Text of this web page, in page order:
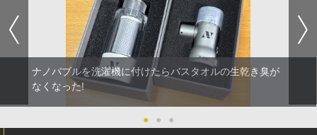
ナノバブルを洗濯機に付けたらバスタオルの生乾き臭が
なくなった!
● ● ●